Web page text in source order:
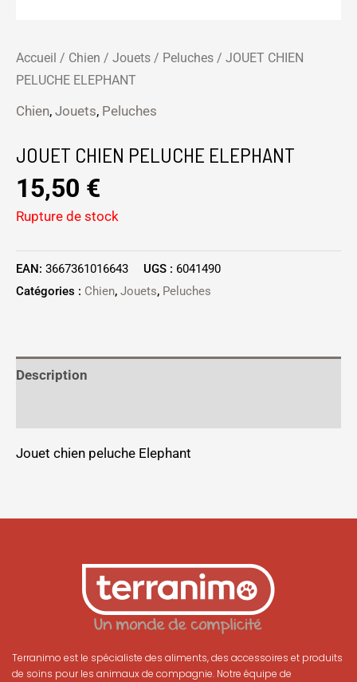
Accueil / Chien / Jouets / Peluches / JOUET CHIEN
PELUCHE ELEPHANT
Chien, Jouets, Peluches
JOUET CHIEN PELUCHE ELEPHANT
15,50 €
Rupture de stock
EAN: 3667361016643 UGS : 6041490
Catégories : Chien, Jouets, Peluches
Description
Jouet chien peluche Elephant
Terranimo est le spécialiste des aliments, des accessoires et produits
de soins pour les animaux de compagnie. Notre équipe de